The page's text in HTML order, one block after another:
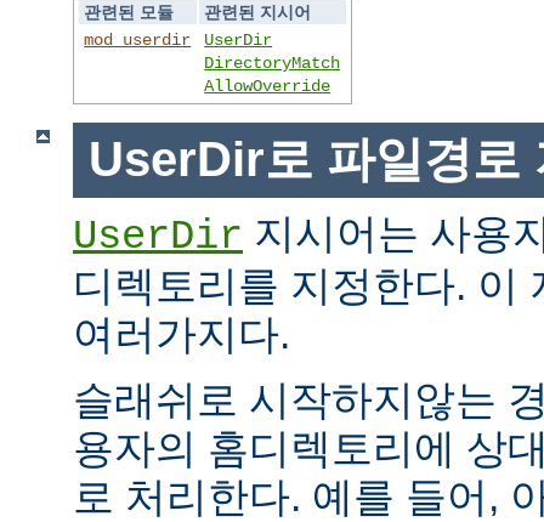
관련된 모듈
관련된 지시어
mod_userdir
UserDir
DirectoryMatch
AllowOverride
UserDir로 파일경로
UserDir 지시어는 사용
디렉토리를 지정한다. 이
여러가지다.
슬래쉬로 시작하지않는
용자의 홈디렉토리에 상
로 처리한다. 예를 들어,